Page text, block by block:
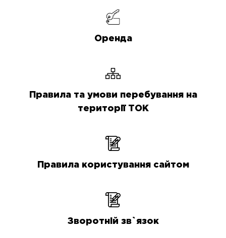
Оренда
Правила та умови перебування на
території ТОК
Правила користування сайтом
Зворотній зв`язок